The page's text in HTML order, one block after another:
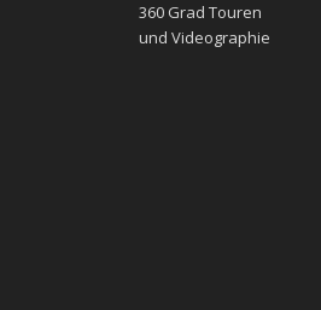
360 Grad Touren
und Videographie